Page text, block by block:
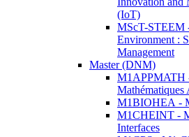
(IoT)
MScT-STEEM
Environment :
Management
Master (DNM)
M1APPMATH
Mathématiques
M1BIOHEA -
M1CHEINT -
Interfaces